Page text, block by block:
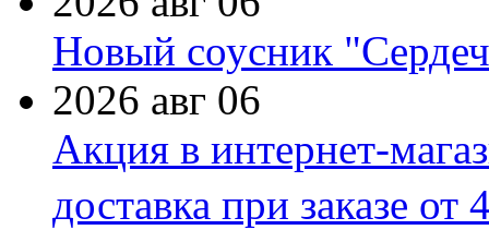
Новый соусник
2026 авг 06
Акция в интернет-
доставка при заказе от